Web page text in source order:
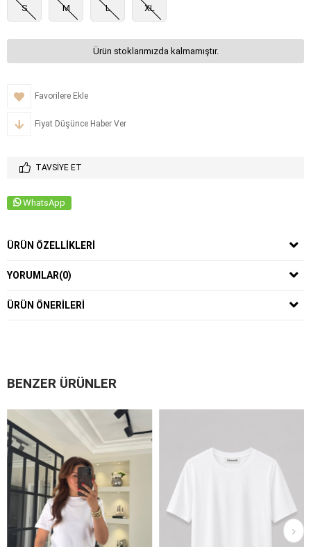
S M L XL
Ürün stoklarımızda kalmamıştır.
Favorilere Ekle
Fiyat Düşünce Haber Ver
TAVSIYE ET
WhatsApp
ÜRÜN ÖZELLIKLERI
YORUMLAR(0)
ÜRÜN ÖNERILERI
BENZER ÜRÜNLER